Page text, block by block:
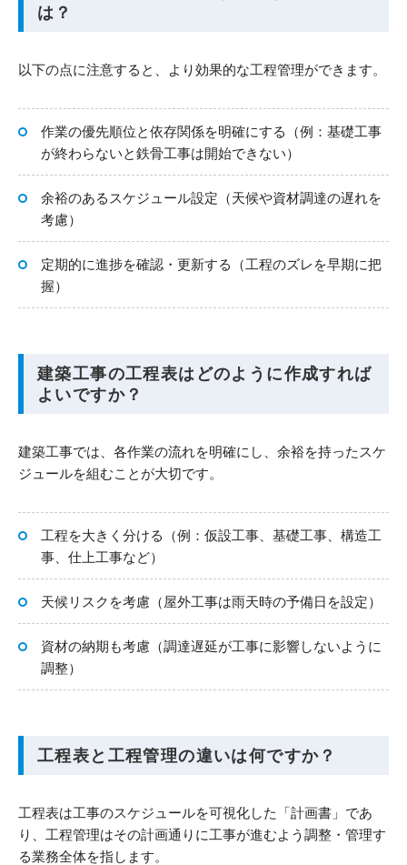
は？
以下の点に注意すると、より効果的な工程管理ができます。
作業の優先順位と依存関係を明確にする（例：基礎工事
が終わらないと鉄骨工事は開始できない）
余裕のあるスケジュール設定（天候や資材調達の遅れを
考慮）
定期的に進捗を確認・更新する（工程のズレを早期に把
握）
建築工事の工程表はどのように作成すれば
よいですか？
建築工事では、各作業の流れを明確にし、余裕を持ったスケ
ジュールを組むことが大切です。
工程を大きく分ける（例：仮設工事、基礎工事、構造工
事、仕上工事など）
天候リスクを考慮（屋外工事は雨天時の予備日を設定）
資材の納期も考慮（調達遅延が工事に影響しないように
調整）
工程表と工程管理の違いは何ですか？
工程表は工事のスケジュールを可視化した「計画書」であ
り、工程管理はその計画通りに工事が進むよう調整・管理す
る業務全体を指します。